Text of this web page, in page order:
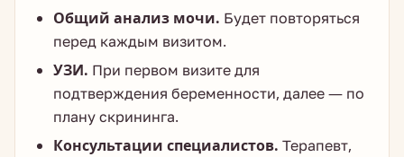
Общий анализ мочи. Будет повторяться
перед каждым визитом.
УЗИ. При первом визите для
подтверждения беременности, далее — по
плану скрининга.
Консультации специалистов. Терапевт,